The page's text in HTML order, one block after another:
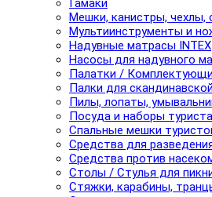
Гамаки
Мешки, канистры, чехлы,
Мультиинструменты и
Надувные матрасы INTEX
Насосы для надувного
Палатки /
Палки для
Пилы, лопаты,
Посуда и наборы туриста
Спальные мешки
Средства для
Средства против
Столы / Стулья для
Стяжки, карабины,